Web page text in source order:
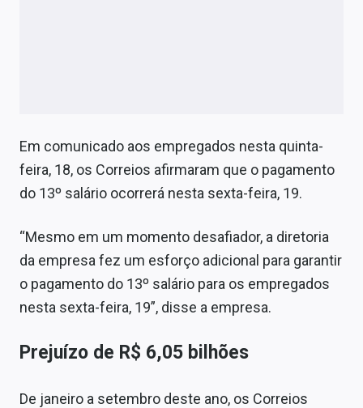
Em comunicado aos empregados nesta quinta-
feira, 18, os Correios afirmaram que o pagamento
do 13º salário ocorrerá nesta sexta-feira, 19.
“Mesmo em um momento desafiador, a diretoria
da empresa fez um esforço adicional para garantir
o pagamento do 13º salário para os empregados
nesta sexta-feira, 19”, disse a empresa.
Prejuízo de R$ 6,05 bilhões
De janeiro a setembro deste ano, os Correios